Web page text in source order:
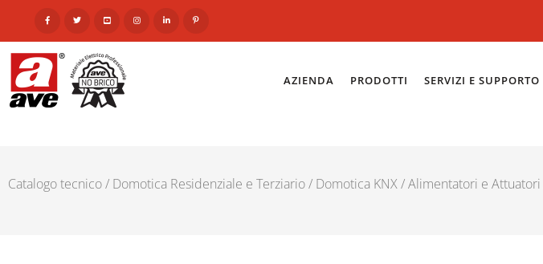
AZIENDA PRODOTTI SERVIZI E SUPPORTO
Catalogo tecnico/ Domotica Residenziale e Terziario/ Domotica KNX/Alimentatori e Attuatori